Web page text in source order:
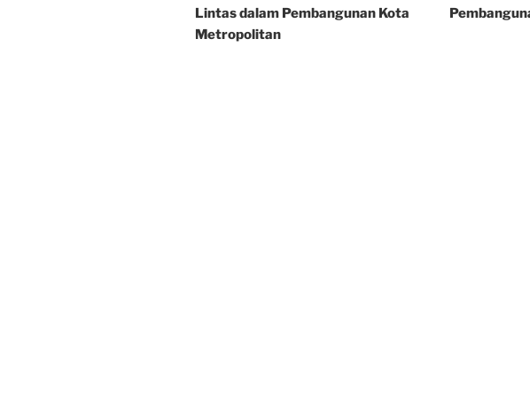
Lintas dalam Pembangunan Kota
Metropolitan